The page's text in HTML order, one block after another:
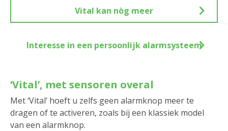
Vital kan nòg meer
‘Vital’, met sensoren overal
Met ‘Vital’ hoeft u zelfs geen alarmknop meer te
dragen of te activeren, zoals bij een klassiek model
van een alarmknop.
Interesse in een persoonlijk alarmsysteem